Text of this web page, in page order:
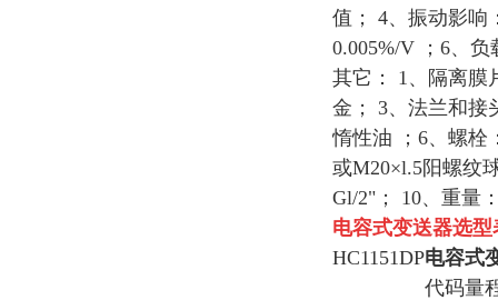
值； 4、振动影响
0.005%/V ；6、
其它： 1、隔离膜
金； 3、法兰和接
惰性油 ；6、螺栓
或M20×l.5阳螺纹
Gl/2"； 10、重量
电容式变送器选型
HC1151DP电容式
代码量